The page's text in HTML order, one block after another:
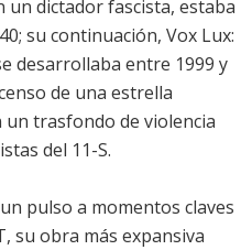
un dictador fascista, estaba
su continuación, Vox Lux:
desarrollaba entre 1999 y
de una estrella
trasfondo de violencia
del 11-S.
pulso a momentos claves
su obra más expansiva